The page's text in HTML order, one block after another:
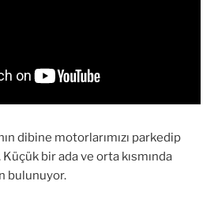
dibine motorlarımızı parkedip
bir ada ve orta kısmında
bulunuyor.